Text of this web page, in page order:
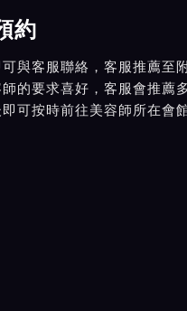
約
與客服聯絡，客服推薦至
的要求喜好，客服會推薦
可按時前往美容師所在會